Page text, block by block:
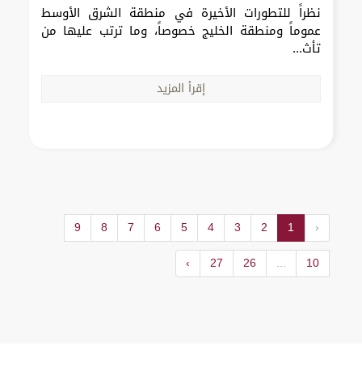
نظراً للتطورات الأخيرة في منطقة الشرق الأوسط
عموماً ومنطقة الخليج خصوصاً، وما ترتب عليها من
تأث...
إقرأ المزيد
‹
1
2
3
4
5
6
7
8
9
10
...
26
27
›